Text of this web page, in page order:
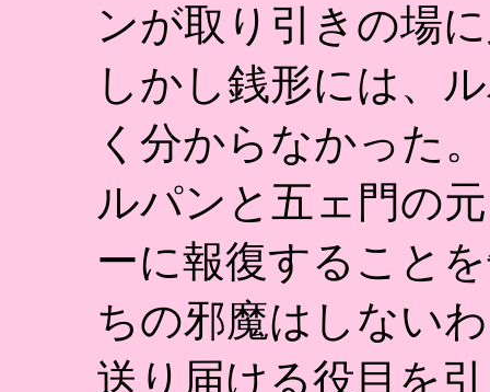
ンが取り引きの場
しかし銭形には、
く分からなかった。
ルパンと五ェ門の
ーに報復すること
ちの邪魔はしない
送り届ける役目を